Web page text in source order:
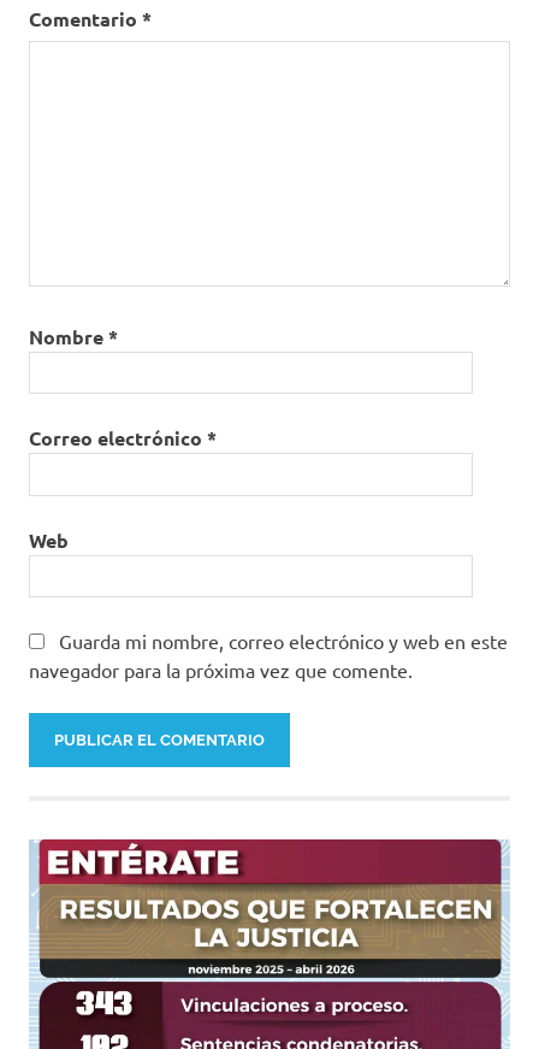
Comentario *
Nombre*
Correo electrónico *
Web
Guarda mi nombre, correo electrónico y web en este
navegador para la próxima vez que comente.